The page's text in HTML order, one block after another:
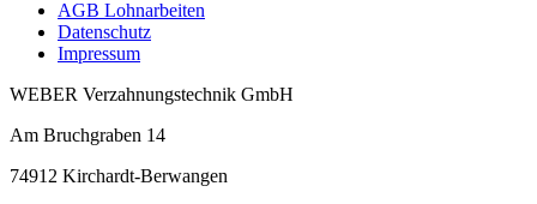
AGB Lohnarbeiten
Datenschutz
Impressum
WEBER Verzahnungstechnik GmbH
Am Bruchgraben 14
74912 Kirchardt-Berwangen